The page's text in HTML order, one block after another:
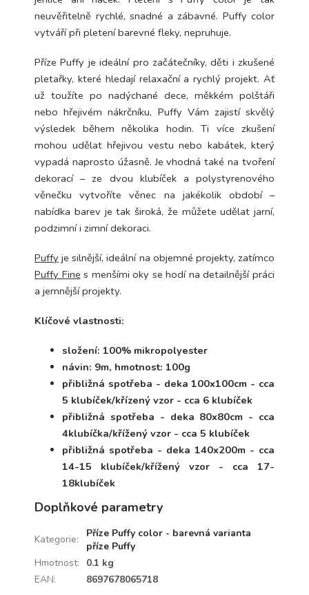
neuvěřitelně rychlé, snadné a zábavné. Puffy color
vytváří při pletení barevné fleky, nepruhuje.
Příze Puffy je ideální pro začátečníky, děti i zkušené
pletařky, které hledají relaxační a rychlý projekt. Ať
už toužíte po nadýchané dece, měkkém polštáři
nebo hřejivém nákrčníku, Puffy Vám zajistí skvělý
výsledek během několika hodin. Ti více zkušení
mohou udělat hřejivou vestu nebo kabátek, který
vypadá naprosto úžasně. Je vhodná také na tvoření
dekorací – ze dvou klubíček a polystyrenového
věnečku vytvoříte věnec na jakékolik období –
nabídka barev je tak široká, že můžete udělat jarní,
podzimní i zimní dekoraci.
Puffy je silnější, ideální na objemné projekty, zatímco
Puffy Fine s menšími oky se hodí na detailnější práci
a jemnější projekty.
Klíčové vlastnosti:
složení: 100% mikropolyester
návin: 9m, hmotnost: 100g
přibližná spotřeba - deka 100x100cm - cca
5 klubíček/křízený vzor - cca 6 klubíček
přibližná spotřeba - deka 80x80cm - cca
4klubíčka/křížený vzor - cca 5 klubíček
přibližná spotřeba - deka 140x200m - cca
14-15 klubíček/křížený vzor - cca 17-
18klubíček
Doplňkové parametry
Kategorie:
Příze Puffy color - barevná varianta
příze Puffy
Hmotnost:
0.1 kg
EAN: 8697678065718